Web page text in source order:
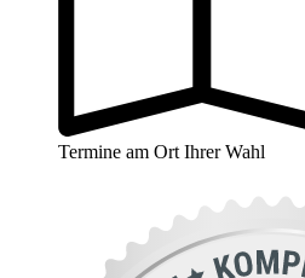
Termine am Ort Ihrer Wahl